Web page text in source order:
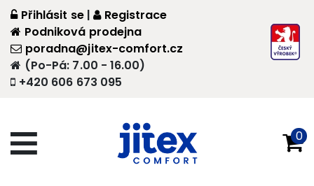
+420 606 673 095
(Po-Pá: 7.00 - 16.00)
poradna@jitex-comfort.cz
Přihlásit se |
Registrace
Podniková prodejna
0